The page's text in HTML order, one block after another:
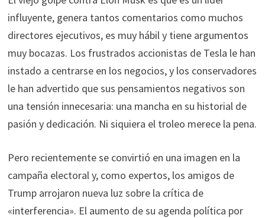
influyente, genera tantos comentarios como muchos
directores ejecutivos, es muy hábil y tiene argumentos
muy bocazas. Los frustrados accionistas de Tesla le han
instado a centrarse en los negocios, y los conservadores
le han advertido que sus pensamientos negativos son
una tensión innecesaria: una mancha en su historial de
pasión y dedicación. Ni siquiera el troleo merece la pena.
Pero recientemente se convirtió en una imagen en la
campaña electoral y, como expertos, los amigos de
Trump arrojaron nueva luz sobre la crítica de
«interferencia». El aumento de su agenda política por